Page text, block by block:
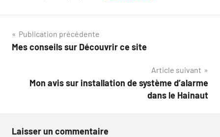
Navigation
de
Publication précédente
Mes conseils sur Découvrir ce site
Article suivant
Mon avis sur installation de système d’alarme
dans le Hainaut
Laisser un commentaire